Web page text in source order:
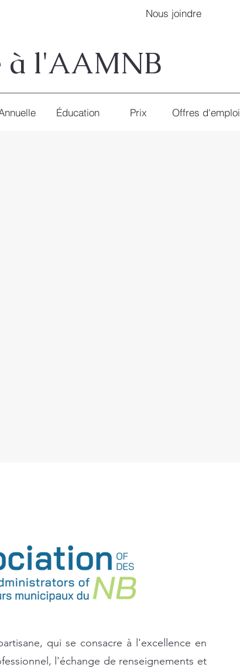
à l'AAMNB
Nous joindre
Éducation Prix Offres d'emploi
qui se consacre à l'excellence en
l'échange de renseignements et